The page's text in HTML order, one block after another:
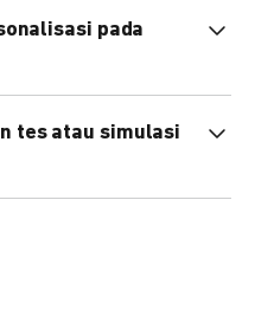
pada
pembayaran sesuai
tes atau simulasi